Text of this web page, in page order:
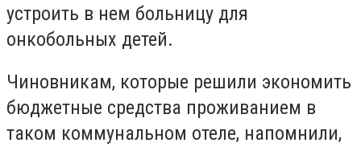
устроить в нем больницу для
онкобольных детей.
Чиновникам, которые решили экономить
бюджетные средства проживанием в
таком коммунальном отеле, напомнили,